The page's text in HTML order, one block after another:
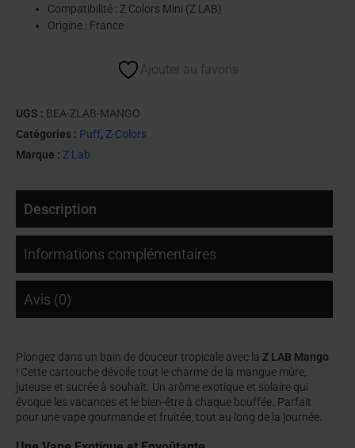
Compatibilité : Z Colors Mini (Z LAB)
Origine : France
Ajouter au favoris
UGS : BEA-ZLAB-MANGO
Catégories : Puff, Z-Colors
Marque : Z Lab
Description
Informations complémentaires
Avis (0)
Plongez dans un bain de douceur tropicale avec la Z LAB Mango
! Cette cartouche dévoile tout le charme de la mangue mûre,
juteuse et sucrée à souhait. Un arôme exotique et solaire qui
évoque les vacances et le bien-être à chaque bouffée. Parfait
pour une vape gourmande et fruitée, tout au long de la journée.